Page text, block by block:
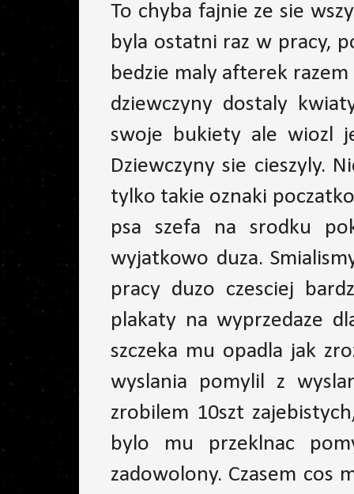
To chyba fajnie ze sie
byla ostatni raz w pracy,
bedzie maly afterek razem
dziewczyny dostaly
swoje bukiety ale wiozl
Dziewczyny sie cieszyly.
tylko takie oznaki
psa szefa na srodku
wyjatkowo duza.
pracy duzo czesciej
plakaty na wyprzedaze
szczeka mu opadla jak
wyslania pomylil z
zrobilem 10szt
bylo mu przeklnac
zadowolony. Czasem cos